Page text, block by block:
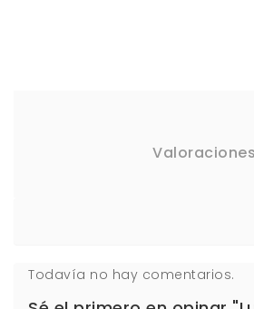
Todavía no hay comentarios.